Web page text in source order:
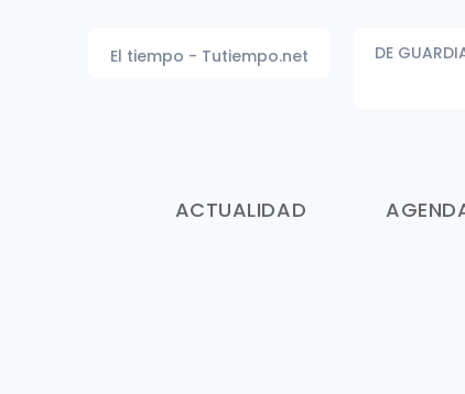
DE
El tiempo - Tutiempo.net
ACTUALIDAD